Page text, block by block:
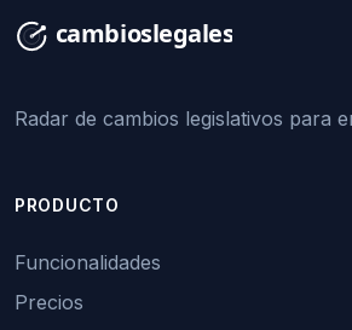
Radar de cambios legislativos para
PRODUCTO
Funcionalidades
Precios